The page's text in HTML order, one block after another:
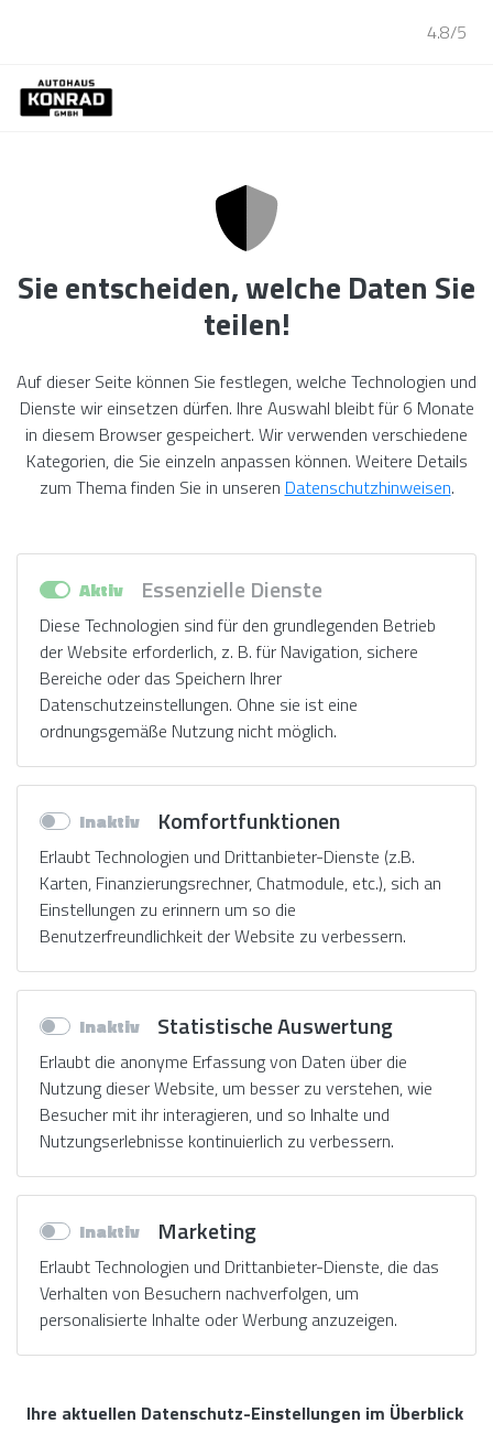
4.8/5
Sie entscheiden, welche Daten Sie
teilen!
Auf dieser Seite können Sie festlegen, welche Technologien und
Dienste wir einsetzen dürfen. Ihre Auswahl bleibt für 6 Monate
in diesem Browser gespeichert. Wir verwenden verschiedene
Kategorien, die Sie einzeln anpassen können. Weitere Details
zum Thema finden Sie in unseren Datenschutzhinweisen.
Essenzielle Dienste
Diese Technologien sind für den grundlegenden Betrieb
der Website erforderlich, z. B. für Navigation, sichere
Bereiche oder das Speichern Ihrer
Datenschutzeinstellungen. Ohne sie ist eine
ordnungsgemäße Nutzung nicht möglich.
Komfortfunktionen
Erlaubt Technologien und Drittanbieter-Dienste (z.B.
Karten, Finanzierungsrechner, Chatmodule, etc.), sich an
Einstellungen zu erinnern um so die
Benutzerfreundlichkeit der Website zu verbessern.
Statistische Auswertung
Erlaubt die anonyme Erfassung von Daten über die
Nutzung dieser Website, um besser zu verstehen, wie
Besucher mit ihr interagieren, und so Inhalte und
Nutzungserlebnisse kontinuierlich zu verbessern.
Marketing
Erlaubt Technologien und Drittanbieter-Dienste, die das
Verhalten von Besuchern nachverfolgen, um
personalisierte Inhalte oder Werbung anzuzeigen.
Ihre aktuellen Datenschutz-Einstellungen im Überblick